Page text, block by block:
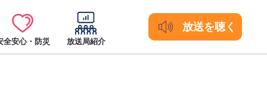
全安心・防災 放送局紹介
放送を聴く